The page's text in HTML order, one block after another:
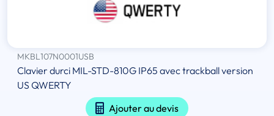
MKBL107N0001USB
Clavier durci MIL-STD-810G IP65 avec trackball version
US QWERTY
Ajouter au devis